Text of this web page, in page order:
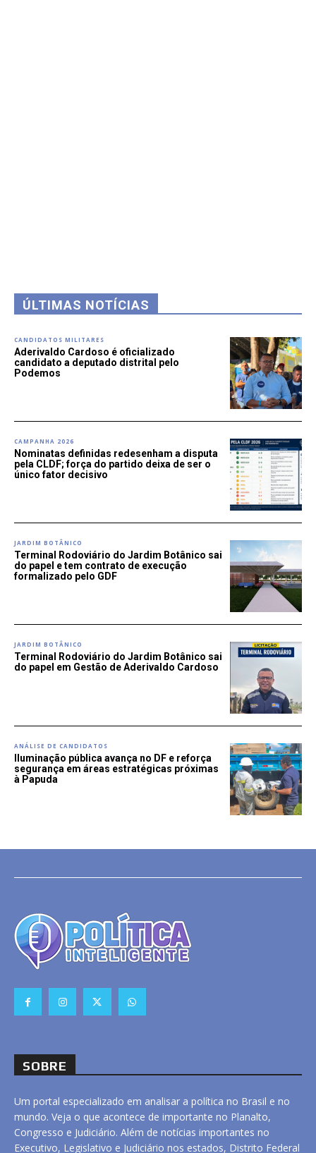
ÚLTIMAS NOTÍCIAS
CANDIDATOS MILITARES
Aderivaldo Cardoso é oficializado
candidato a deputado distrital pelo
Podemos
CAMPANHA 2026
Nominatas definidas redesenham a disputa
pela CLDF; força do partido deixa de ser o
único fator decisivo
JARDIM BOTÂNICO
Terminal Rodoviário do Jardim Botânico sai
do papel e tem contrato de execução
formalizado pelo GDF
JARDIM BOTÂNICO
Terminal Rodoviário do Jardim Botânico sai
do papel em Gestão de Aderivaldo Cardoso
ANÁLISE DE CANDIDATOS
Iluminação pública avança no DF e reforça
segurança em áreas estratégicas próximas
à Papuda
SOBRE
Um portal especializado em analisar a política no Brasil e no
mundo. Veja o que acontece de importante no Planalto,
Congresso e Judiciário. Além de notícias importantes no
Executivo, Legislativo e Judiciário nos estados, Distrito Federal